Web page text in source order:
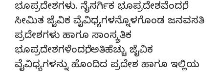
ಭೂಪ್ರದೇಶಗಳು. ನೈಸರ್ಗಿಕ ಭೂಪ್ರದೇಶವೆಂದರೆ,
ಸೀಮಿತ ಜೈವಿಕ ವೈವಿಧ್ಯಗಳನ್ನೊಳಗೊಂಡ ಜನವಸತಿ
ಪ್ರದೇಶಗಳು ಹಾಗೂ ಸಾಂಸ್ಕ್ರತಿಕ
ಭೂಪ್ರದೇಶಗಳೆಂದರೆ, ಅತಿಹೆಚ್ಚು ಜೈವಿಕ
ವೈವಿಧ್ಯಗಳನ್ನು ಹೊಂದಿದ ಪ್ರದೇಶ ಹಾಗೂ ಇಲ್ಲಿಯ